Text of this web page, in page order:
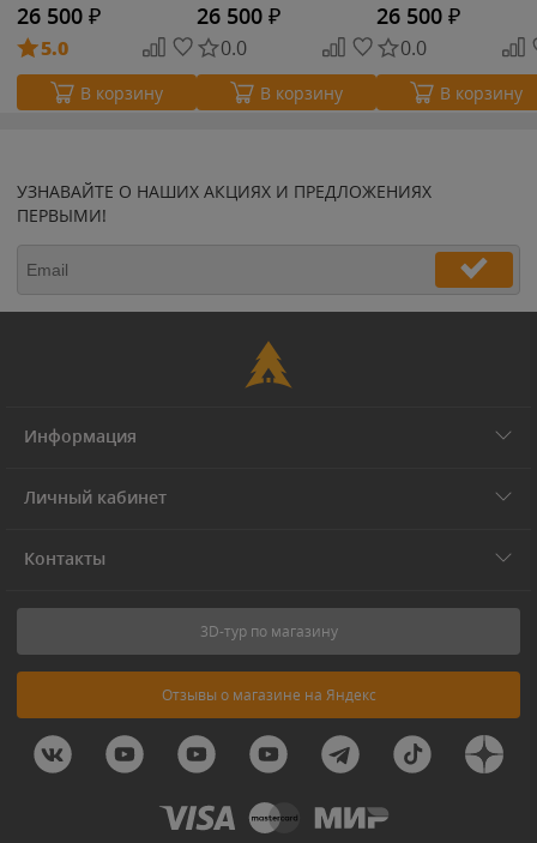
26 500 ₽
5.0
В корзину
26 500 ₽
0.0
В корзину
26 500 ₽
0.0
В корзину
УЗНАВАЙТЕ О НАШИХ АКЦИЯХ И ПРЕДЛОЖЕНИЯХ
ПЕРВЫМИ!
Информация
Личный кабинет
Контакты
3D-тур по магазину
Отзывы о магазине на Яндекс